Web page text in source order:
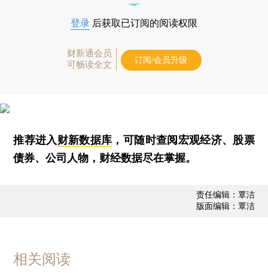
登录 后获取已订阅的阅读权限
财新通会员
可畅读全文
订阅/会员升级
推荐进入财新数据库 ，可随时查阅宏观经济、股票
债券、公司人物，财经数据尽在掌握。
责任编辑：覃洁
版面编辑：覃洁
相关阅读